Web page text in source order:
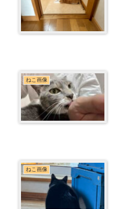
ねこ画像
ねこ画像